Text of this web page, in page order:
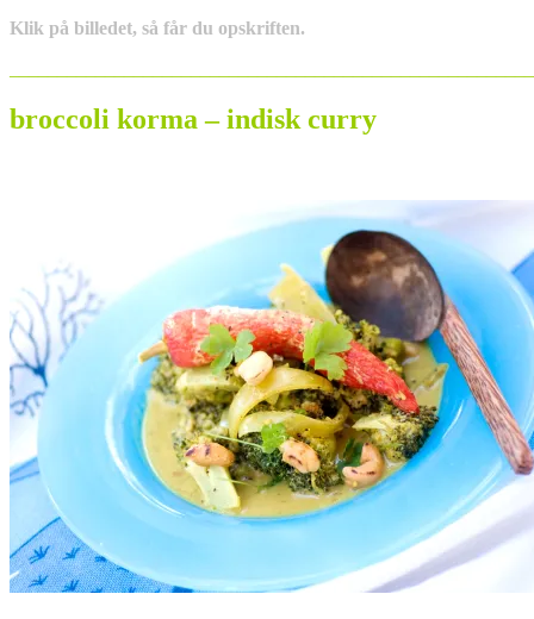
Klik på billedet, så får du opskriften.
broccoli korma – indisk curry